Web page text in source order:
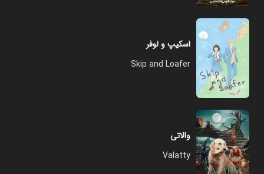
اسکیپ و لوفر
Skip and Loafer
والاتی
Valatty